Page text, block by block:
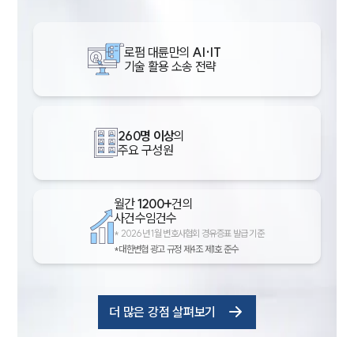
로펌 대륜만의 AI·IT
기술 활용 소송 전략
260명 이상의
주요 구성원
월간1200+건의
사건수임건수
* 2026년 1월 변호사협회 경유증표 발급 기준
*대한변협 광고 규정 제4조 제1호 준수
더 많은 강점 살펴보기